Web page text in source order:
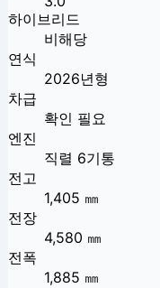
하이브리드
비해당
연식
2026년형
차급
확인 필요
엔진
직렬 6기통
전고
1,405 ㎜
전장
4,580 ㎜
전폭
1,885 ㎜